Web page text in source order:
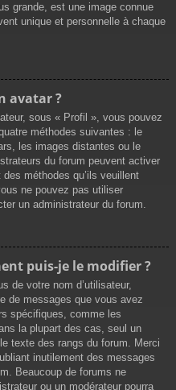
grande, est une image connue
unique et personnelle à chaque
avatar ?
sous « Profil », vous pouvez
méthodes suivantes : le
les images distantes ou le
du forum peuvent activer
méthodes qu’ils veuillent
ne pouvez pas utiliser
un administrateur du forum.
puis-je le modifier ?
de votre nom d’utilisateur,
de messages que vous avez
spécifiques, comme les
la plupart des cas, seul un
texte des rangs du forum. Merci
inutilement des messages
Beaucoup de forums ne
ou un modérateur pourra